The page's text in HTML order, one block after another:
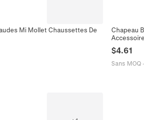
Mi Mollet Chaussettes De
Chapeau
$4.61
Sans MOQ ·